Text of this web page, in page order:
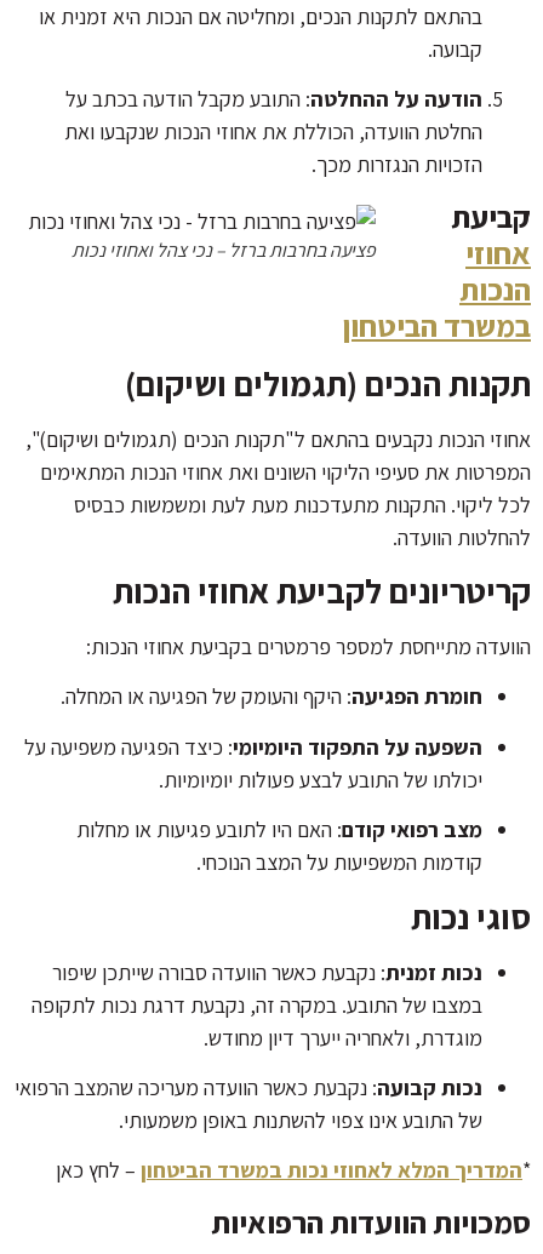
בהתאם לתקנות הנכים, ומחליטה אם הנכות היא זמנית או
קבועה.
הודעה על ההחלטה: התובע מקבל הודעה בכתב על
החלטת הוועדה, הכוללת את אחוזי הנכות שנקבעו ואת
הזכויות הנגזרות מכך.
פציעה בחרבות ברזל – נכי צהל ואחוזי נכות
קביעת
אחוזי
הנכות
במשרד הביטחון
תקנות הנכים (תגמולים ושיקום)
אחוזי הנכות נקבעים בהתאם ל"תקנות הנכים (תגמולים ושיקום)",
המפרטות את סעיפי הליקוי השונים ואת אחוזי הנכות המתאימים
לכל ליקוי. התקנות מתעדכנות מעת לעת ומשמשות כבסיס
להחלטות הוועדה.
קריטריונים לקביעת אחוזי הנכות
הוועדה מתייחסת למספר פרמטרים בקביעת אחוזי הנכות:
חומרת הפגיעה: היקף והעומק של הפגיעה או המחלה.
השפעה על התפקוד היומיומי: כיצד הפגיעה משפיעה על
יכולתו של התובע לבצע פעולות יומיומיות.
מצב רפואי קודם: האם היו לתובע פגיעות או מחלות
קודמות המשפיעות על המצב הנוכחי.
סוגי נכות
נכות זמנית: נקבעת כאשר הוועדה סבורה שייתכן שיפור
במצבו של התובע. במקרה זה, נקבעת דרגת נכות לתקופה
מוגדרת, ולאחריה ייערך דיון מחודש.
נכות קבועה: נקבעת כאשר הוועדה מעריכה שהמצב הרפואי
של התובע אינו צפוי להשתנות באופן משמעותי.
*המדריך המלא לאחוזי נכות במשרד הביטחון – לחץ כאן
סמכויות הוועדות הרפואיות